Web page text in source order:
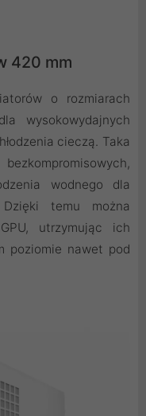
420 mm
o rozmiarach
wysokowydajnych
cieczą. Taka
wodnego dla
Dzięki temu można
utrzymując ich
poziomie nawet pod